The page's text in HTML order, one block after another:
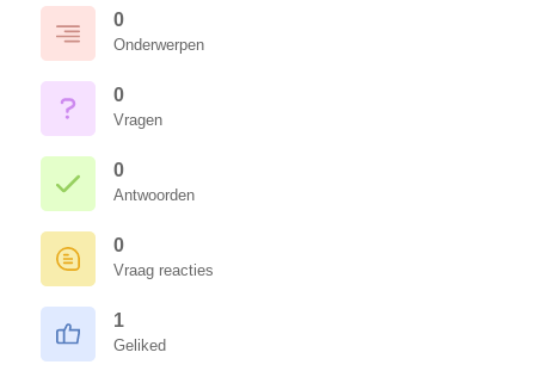
0
Onderwerpen
0
Vragen
0
Antwoorden
0
Vraag reacties
1
Geliked